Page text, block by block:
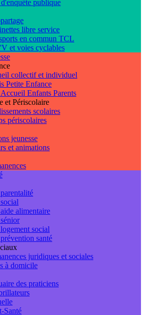
publique
libre service
en commun TCL
et voies cyclables
collectif et individuel
Petite Enfance
Enfants Parents
et Périscolaire
scolaires
périscolaires
jeunesse
et animations
alimentaire
social
santé
juridiques et sociales
à domicile
des praticiens
Santé